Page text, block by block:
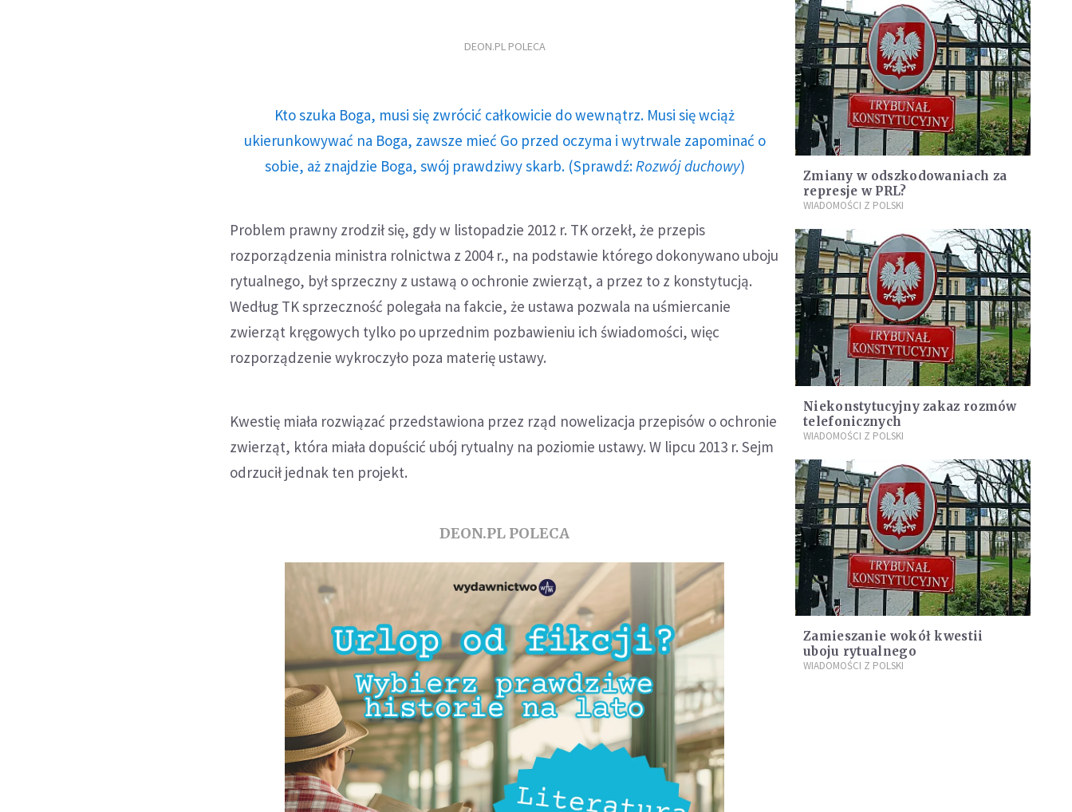
DEON.PL POLECA
Kto szuka Boga, musi się zwrócić całkowicie do wewnątrz. Musi się wciąż
ukierunkowywać na Boga, zawsze mieć Go przed oczyma i wytrwale zapominać o
sobie, aż znajdzie Boga, swój prawdziwy skarb. (Sprawdź: Rozwój duchowy)
Problem prawny zrodził się, gdy w listopadzie 2012 r. TK orzekł, że przepis
rozporządzenia ministra rolnictwa z 2004 r., na podstawie którego dokonywano uboju
rytualnego, był sprzeczny z ustawą o ochronie zwierząt, a przez to z konstytucją.
Według TK sprzeczność polegała na fakcie, że ustawa pozwala na uśmiercanie
zwierząt kręgowych tylko po uprzednim pozbawieniu ich świadomości, więc
rozporządzenie wykroczyło poza materię ustawy.
Kwestię miała rozwiązać przedstawiona przez rząd nowelizacja przepisów o ochronie
zwierząt, która miała dopuścić ubój rytualny na poziomie ustawy. W lipcu 2013 r. Sejm
odrzucił jednak ten projekt.
DEON.PL POLECA
Zmiany w odszkodowaniach za
represje w PRL?
WIADOMOŚCI Z POLSKI
Niekonstytucyjny zakaz rozmów
telefonicznych
WIADOMOŚCI Z POLSKI
Zamieszanie wokół kwestii
uboju rytualnego
WIADOMOŚCI Z POLSKI